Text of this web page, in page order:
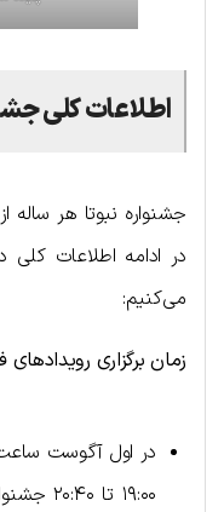
اطلاعات کلی
در ادامه اطلاعات کلی
می‌کنیم:
زمان برگزاری
۱۹:۰۰